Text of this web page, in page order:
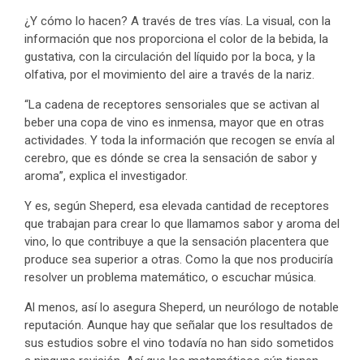
¿Y cómo lo hacen? A través de tres vías. La visual, con la
información que nos proporciona el color de la bebida, la
gustativa, con la circulación del líquido por la boca, y la
olfativa, por el movimiento del aire a través de la nariz.
“La cadena de receptores sensoriales que se activan al
beber una copa de vino es inmensa, mayor que en otras
actividades. Y toda la información que recogen se envía al
cerebro, que es dónde se crea la sensación de sabor y
aroma”, explica el investigador.
Y es, según Sheperd, esa elevada cantidad de receptores
que trabajan para crear lo que llamamos sabor y aroma del
vino, lo que contribuye a que la sensación placentera que
produce sea superior a otras. Como la que nos produciría
resolver un problema matemático, o escuchar música.
Al menos, así lo asegura Sheperd, un neurólogo de notable
reputación. Aunque hay que señalar que los resultados de
sus estudios sobre el vino todavía no han sido sometidos